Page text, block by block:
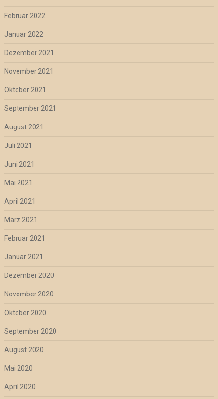
Februar 2022
Januar 2022
Dezember 2021
November 2021
Oktober 2021
September 2021
August 2021
Juli 2021
Juni 2021
Mai 2021
April 2021
März 2021
Februar 2021
Januar 2021
Dezember 2020
November 2020
Oktober 2020
September 2020
August 2020
Mai 2020
April 2020